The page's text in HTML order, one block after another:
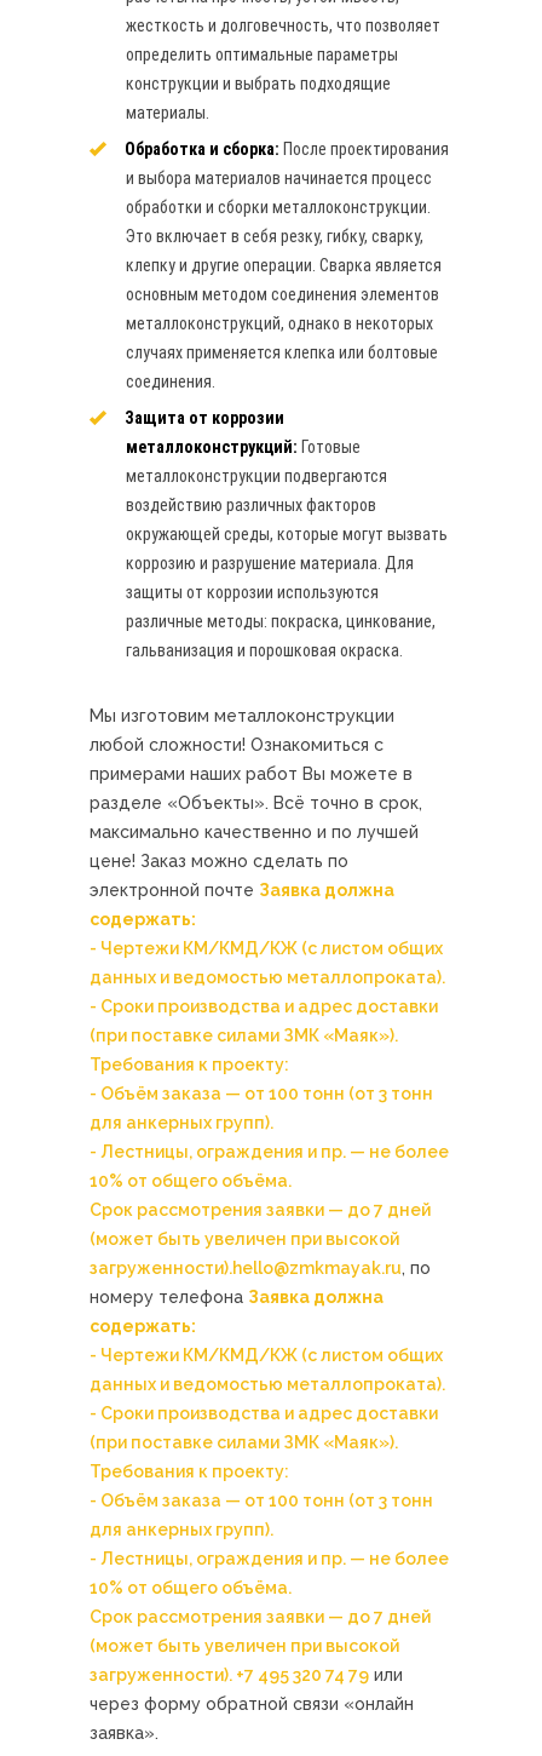
жесткость и долговечность, что позволяет
определить оптимальные параметры
конструкции и выбрать подходящие
материалы.
Обработка и сборка: После проектирования
и выбора материалов начинается процесс
обработки и сборки металлоконструкции.
Это включает в себя резку, гибку, сварку,
клепку и другие операции. Сварка является
основным методом соединения элементов
металлоконструкций, однако в некоторых
случаях применяется клепка или болтовые
соединения.
Защита от коррозии
металлоконструкций: Готовые
металлоконструкции подвергаются
воздействию различных факторов
окружающей среды, которые могут вызвать
коррозию и разрушение материала. Для
защиты от коррозии используются
различные методы: покраска, цинкование,
гальванизация и порошковая окраска.
Мы изготовим металлоконструкции
любой сложности! Ознакомиться с
примерами наших работ Вы можете в
разделе «Объекты». Всё точно в срок,
максимально качественно и по лучшей
цене! Заказ можно сделать по
электронной почте Заявка должна
содержать:
- Чертежи КМ/КМД/КЖ (с листом общих
данных и ведомостью металлопроката).
- Сроки производства и адрес доставки
(при поставке силами ЗМК «Маяк»).
Требования к проекту:
- Объём заказа — от 100 тонн (от 3 тонн
для анкерных групп).
- Лестницы, ограждения и пр. — не более
10% от общего объёма.
Срок рассмотрения заявки — до 7 дней
(может быть увеличен при высокой
загруженности).hello@zmkmayak.ru, по
номеру телефона Заявка должна
содержать:
- Чертежи КМ/КМД/КЖ (с листом общих
данных и ведомостью металлопроката).
- Сроки производства и адрес доставки
(при поставке силами ЗМК «Маяк»).
Требования к проекту:
- Объём заказа — от 100 тонн (от 3 тонн
для анкерных групп).
- Лестницы, ограждения и пр. — не более
10% от общего объёма.
Срок рассмотрения заявки — до 7 дней
(может быть увеличен при высокой
загруженности). +7 495 320 74 79 или
через форму обратной связи «онлайн
заявка».